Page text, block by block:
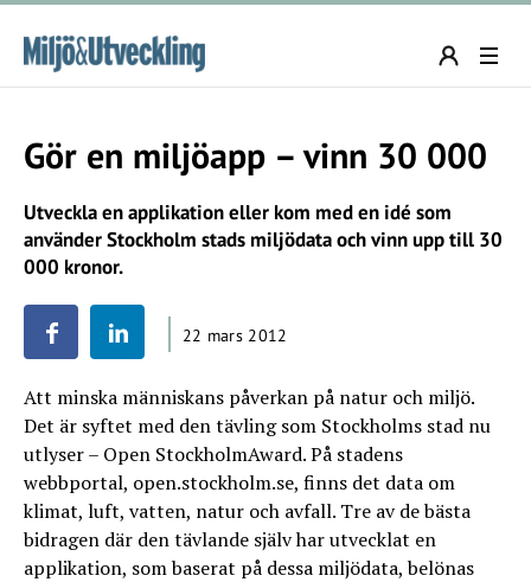
Gör en miljöapp – vinn 30 000
Utveckla en applikation eller kom med en idé som
använder Stockholm stads miljödata och vinn upp till 30
000 kronor.
22 mars 2012
Att minska människans påverkan på natur och miljö.
Det är syftet med den tävling som Stockholms stad nu
utlyser – Open StockholmAward. På stadens
webbportal, open.stockholm.se, finns det data om
klimat, luft, vatten, natur och avfall. Tre av de bästa
bidragen där den tävlande själv har utvecklat en
applikation, som baserat på dessa miljödata, belönas